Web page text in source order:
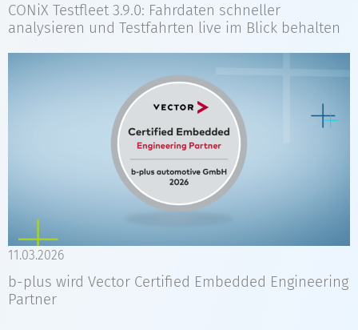
CONiX Testfleet 3.9.0: Fahrdaten schneller
analysieren und Testfahrten live im Blick behalten
11.03.2026
b-plus wird Vector Certified Embedded Engineering
Partner